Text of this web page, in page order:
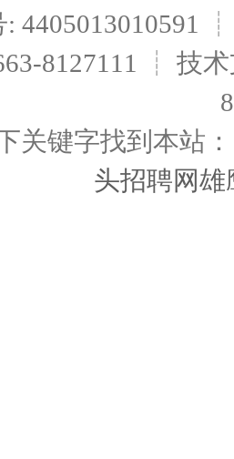
4405013010591
8127111 ┊ 技
关键字找到本
头招聘网雄